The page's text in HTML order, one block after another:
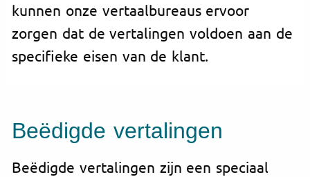
kunnen onze vertaalbureaus ervoor
zorgen dat de vertalingen voldoen aan de
specifieke eisen van de klant.
Beëdigde vertalingen
Beëdigde vertalingen zijn een speciaal